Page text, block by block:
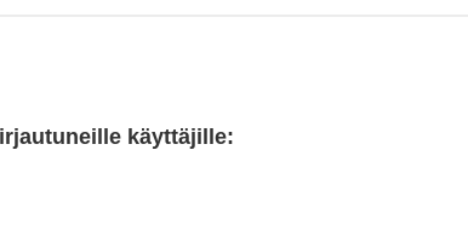
käyttäjille: